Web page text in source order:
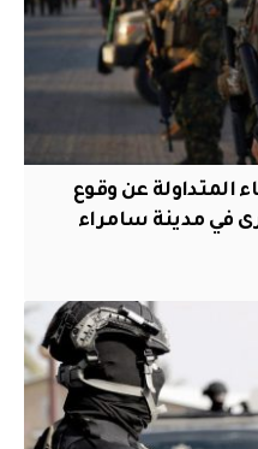
المتداولة عن وقوع
في مدينة سامراء